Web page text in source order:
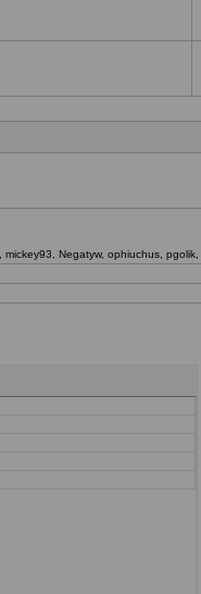
mickey93 Negatyw, ophiuchus pgolik